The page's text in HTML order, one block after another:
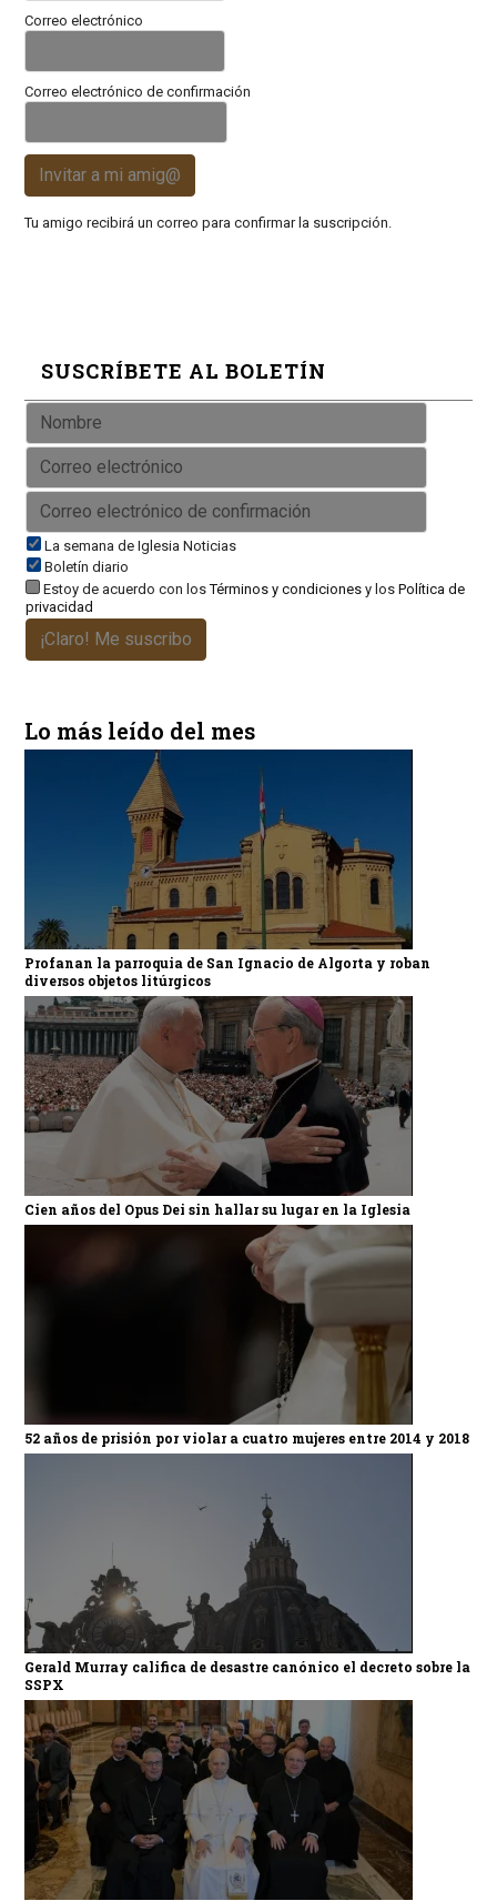
Correo electrónico
Correo electrónico de confirmación
Invitar a mi amig@
Tu amigo recibirá un correo para confirmar la suscripción.
SUSCRÍBETE AL BOLETÍN
La semana de Iglesia Noticias
Boletín diario
Estoy de acuerdo con losTérminos y condicionesy los Política de
privacidad
¡Claro! Me suscribo
Lo más leído del mes
Profanan la parroquia de San Ignacio de Algorta y roban
diversos objetos litúrgicos
Cien años del Opus Dei sin hallar su lugar en la Iglesia
52 años de prisión por violar a cuatro mujeres entre 2014 y 2018
Gerald Murray califica de desastre canónico el decreto sobre la
SSPX